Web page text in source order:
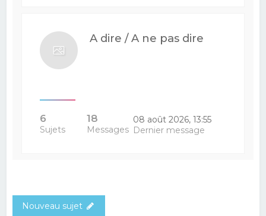
A dire / A ne pas dire
6
Sujets
18
Messages
08 août 2026, 13:55
Dernier message
Nouveau sujet